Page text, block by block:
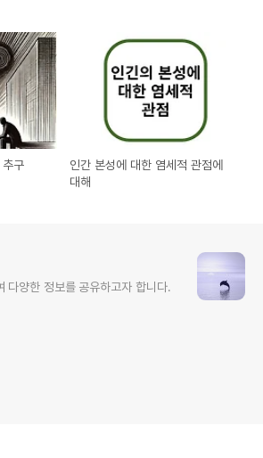
추구
인간 본성에 대한 염세적 관점에
대해
다양한 정보를 공유하고자 합니다.